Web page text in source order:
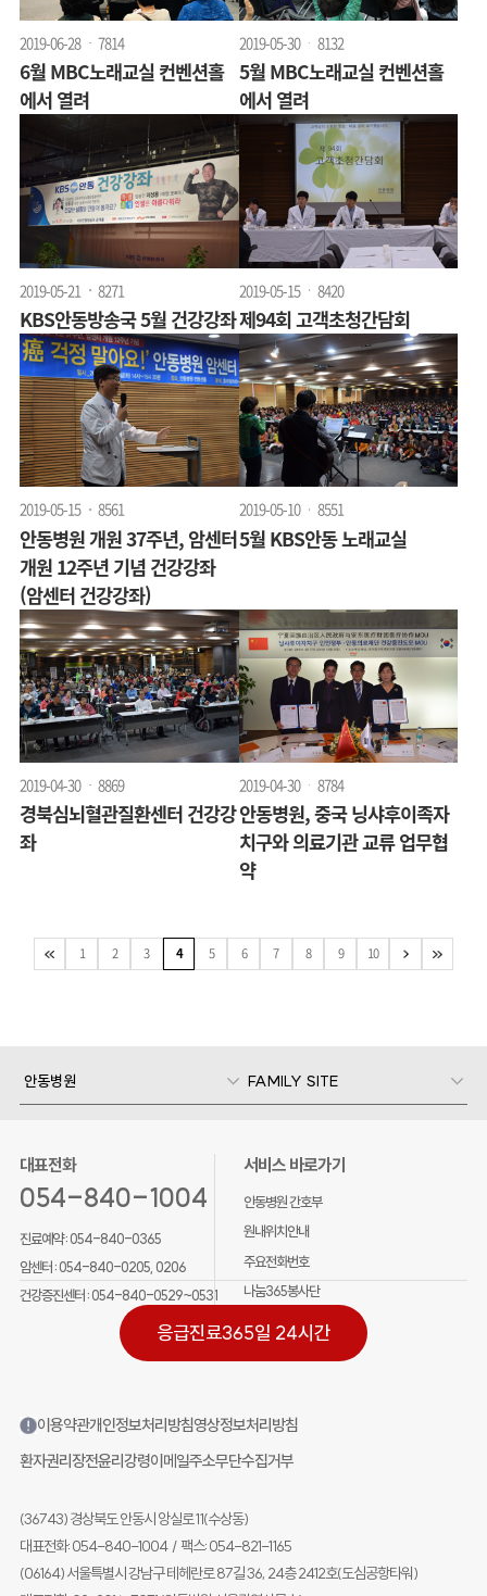
2019-06-28 7814
6월 MBC노래교실 컨벤션홀
에서 열려
2019-05-30 8132
5월 MBC노래교실 컨벤션홀
에서 열려
2019-05-21 8271
KBS안동방송국 5월 건강강좌
2019-05-15 8420
제94회 고객초청간담회
2019-05-15 8561
안동병원 개원 37주년, 암센터
개원 12주년 기념 건강강좌
(암센터 건강강좌)
2019-05-10 8551
5월 KBS안동 노래교실
2019-04-30 8869
경북심뇌혈관질환센터 건강강
좌
2019-04-30 8784
안동병원, 중국 닝샤후이족자
치구와 의료기관 교류 업무협
약
1 2 3 4 5 6 7 8 9 10
안동병원 FAMILY SITE
대표전화
054-840-1004
진료예약 :054-840-0365
암센터 :054-840-0205, 0206
건강증진센터 :054-840-0529~0531
서비스 바로가기
안동병원 간호부
원내위치안내
주요전화번호
나눔365봉사단
응급진료365일 24시간
이용약관개인정보처리방침영상정보처리방침
환자권리장전윤리강령이메일주소무단수집거부
(36743) 경상북도 안동시 앙실로 11(수상동)
대표전화: 054-840-1004 / 팩스: 054-821-1165
(06164) 서울특별시 강남구 테헤란로 87길 36, 24층 2412호(도심공항타워)